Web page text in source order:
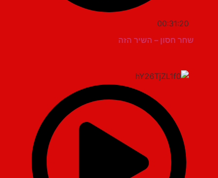
00:31:20
שחר חסון – השיר הזה